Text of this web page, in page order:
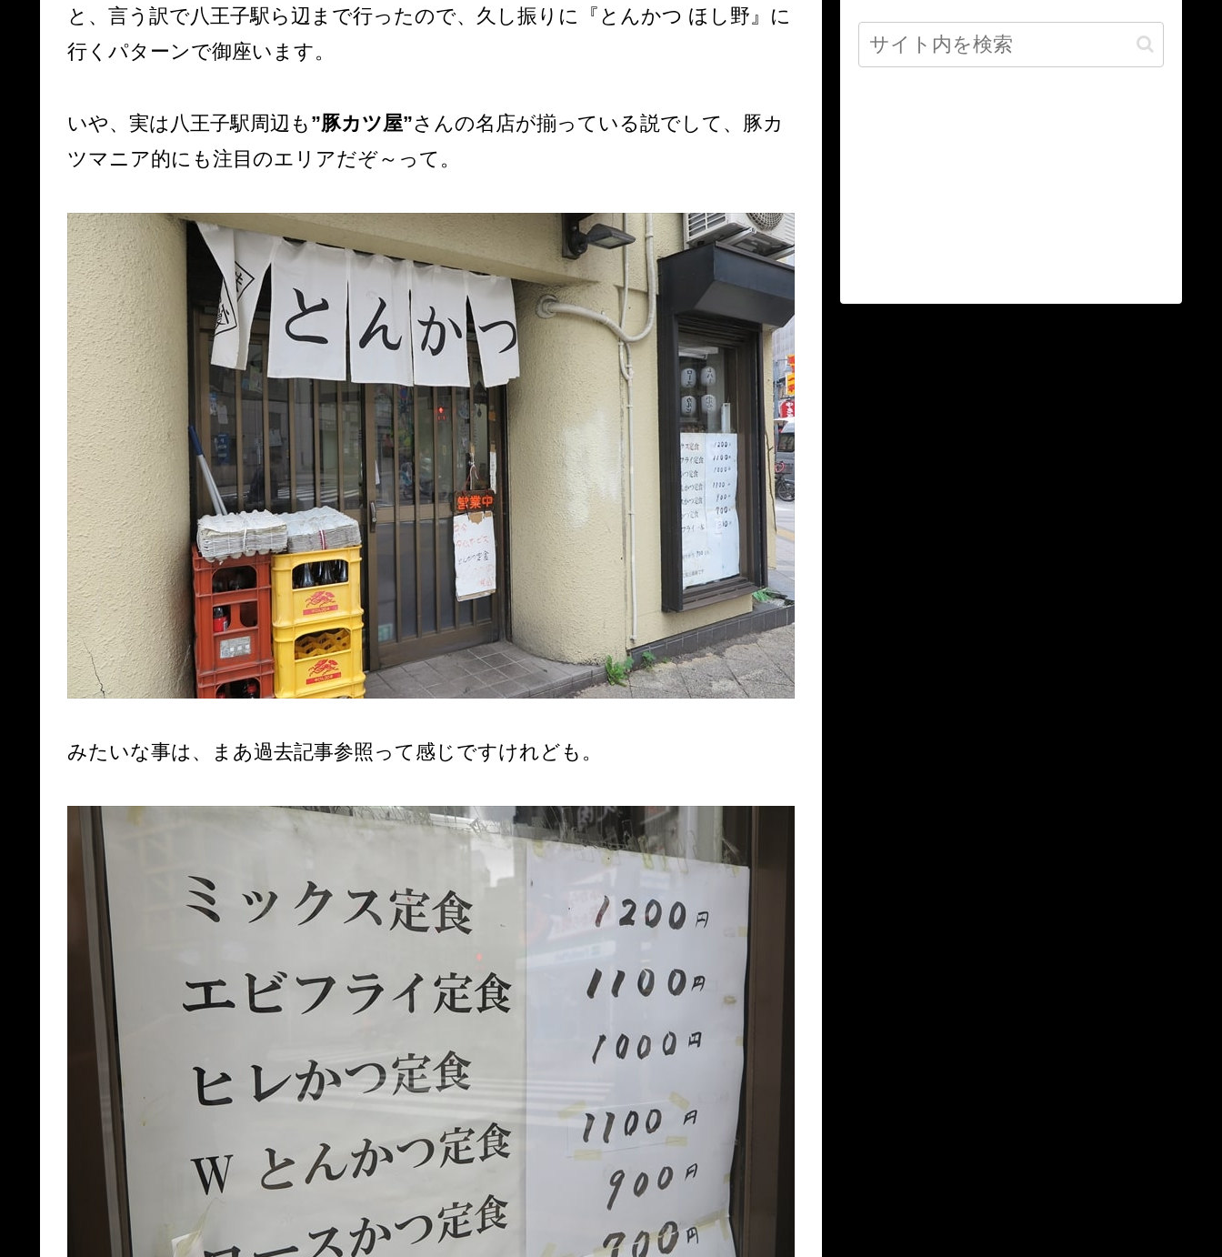
と、言う訳で八王子駅ら辺まで行ったので、久し振りに『とんかつ ほし野』に
行くパターンで御座います。
いや、実は八王子駅周辺も ”豚カツ屋”さんの名店が揃っている説でして、豚カ
ツマニア的にも注目のエリアだぞ～って。
みたいな事は、まあ過去記事参照って感じですけれども。